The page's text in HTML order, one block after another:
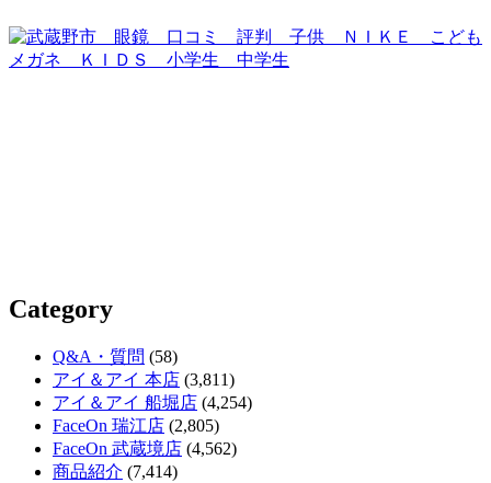
Category
Q&A・質問 (58)
アイ＆アイ 本店 (3,811)
アイ＆アイ 船堀店 (4,254)
FaceOn 瑞江店 (2,805)
FaceOn 武蔵境店 (4,562)
商品紹介 (7,414)